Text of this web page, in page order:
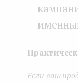
Если ваш